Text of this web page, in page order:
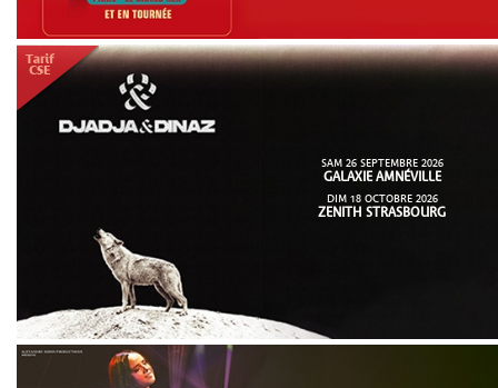
SAM 26 SEPTEMBRE 2026
GALAXIE AMNÉVILLE
DIM 18 OCTOBRE 2026
ZENITH STRASBOURG